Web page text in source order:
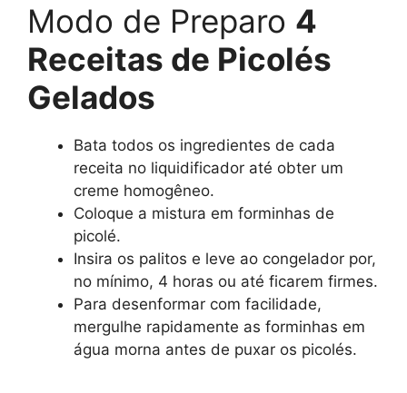
Modo de Preparo 4
Receitas de Picolés
Gelados
Bata todos os ingredientes de cada
receita no liquidificador até obter um
creme homogêneo.
Coloque a mistura em forminhas de
picolé.
Insira os palitos e leve ao congelador por,
no mínimo, 4 horas ou até ficarem firmes.
Para desenformar com facilidade,
mergulhe rapidamente as forminhas em
água morna antes de puxar os picolés.